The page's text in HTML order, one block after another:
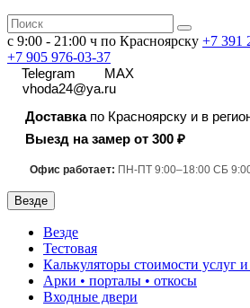
с 9:00 - 21:00 ч по Красноярску +7 391
+7 905 976-03-37
Telegram
MAX
vhoda24@ya.ru
Доставкапо Красноярску и в
Выезд на замер от 300 ₽
Офис работает: ПН-ПТ 9:00–18:00 СБ
Везде
Везде
Тестовая
Калькуляторы стоимости услуг
Арки • порталы • откосы
Входные двери